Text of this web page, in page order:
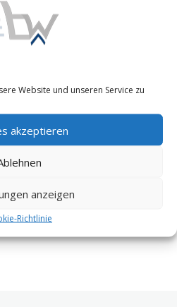
Website und unseren Service zu
akzeptieren
anzeigen
Richtlinie
Lagertank
D flecktarn,neu
30-300l
Kranarm mit Winde
WOMO Bund